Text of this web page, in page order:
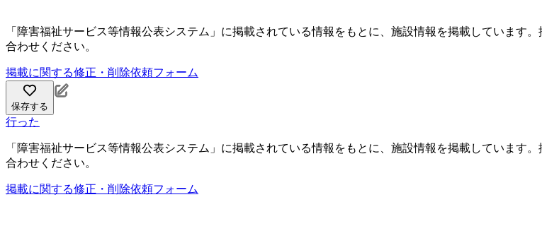
「障害福祉サービス等情報公表システム」に掲載されている情報をもとに、施設情報を掲載しています
合わせください。
掲載に関する修正・削除依頼フォーム
保存する
行った
「障害福祉サービス等情報公表システム」に掲載されている情報をもとに、施設情報を掲載しています
合わせください。
掲載に関する修正・削除依頼フォーム